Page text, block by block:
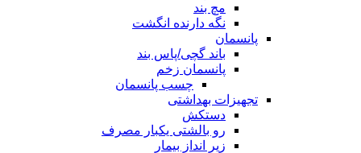
مچ بند
نگه دارنده انگشت
پانسمان
باند گچی/پاس بند
پانسمان زخم
چسب پانسمان
تجهیزات بهداشتی
دستکش
رو بالشتی یکبار مصرف
زیر انداز بیمار